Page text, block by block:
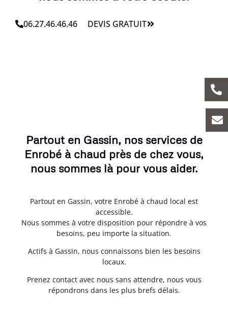
06.27.46.46.46 DEVIS GRATUIT
Partout en Gassin, nos services de
Enrobé à chaud près de chez vous,
nous sommes là pour vous aider.
Partout en Gassin, votre Enrobé à chaud local est
accessible.
Nous sommes à votre disposition pour répondre à vos
besoins, peu importe la situation.
Actifs à Gassin, nous connaissons bien les besoins
locaux.
Prenez contact avec nous sans attendre, nous vous
répondrons dans les plus brefs délais.